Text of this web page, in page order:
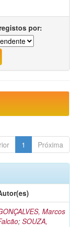
por:
1 Próxima
Marcos
; SOUZA,